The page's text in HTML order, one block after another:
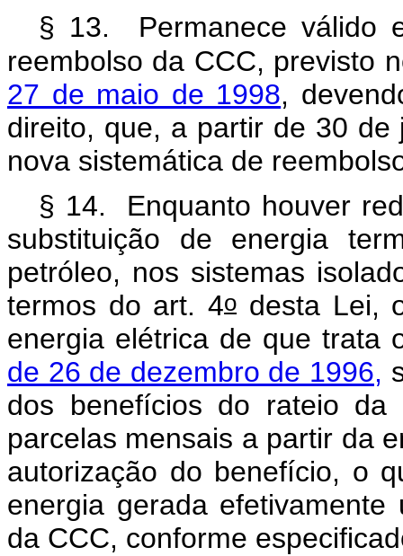
§ 13. Permanece válido
reembolso da CCC, previsto
27 de maio de 1998,
direito, que, a partir de 30
nova sistemática de
§ 14. Enquanto houver
substituição de energia
petróleo, nos sistemas
termos do art. 4odesta Lei,
energia elétrica de que trata
de 26 de dezembro de 1996,
dos benefícios do rateio da
parcelas mensais a partir da
autorização do benefício, o
energia gerada
da CCC, conforme